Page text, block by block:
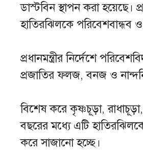
ডাস্টবিন স্থাপন করা হয়েছে।
হাতিরঝিলকে
প্রধানমন্ত্রীর নির্দেশে
প্রজাতির ফলজ, বনজ ও
বিশেষ করে কৃষ্ণচূড়া,
বছরের মধ্যে এটি
করে সাজানো হচ্ছে।